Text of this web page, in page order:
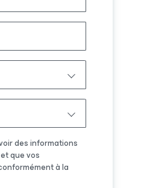
des informations
que vos
à la